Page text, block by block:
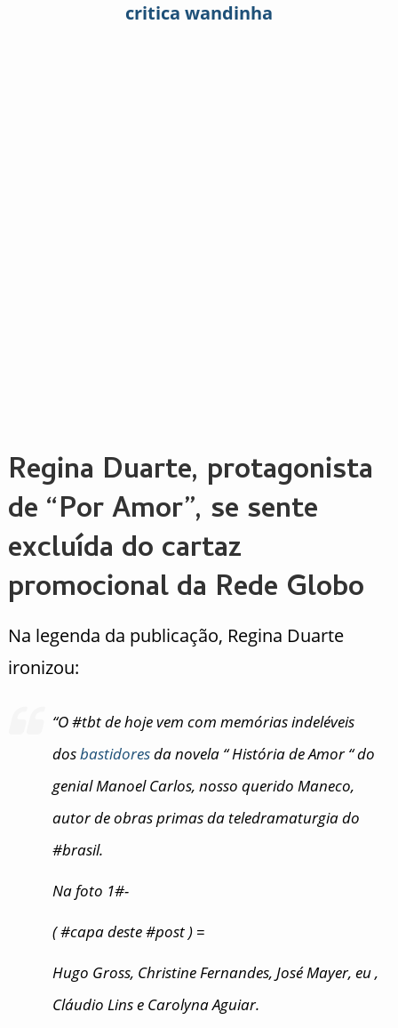
critica wandinha
Regina Duarte, protagonista
de “Por Amor”, se sente
excluída do cartaz
promocional da Rede Globo
Na legenda da publicação, Regina Duarte
ironizou:
“O #tbt de hoje vem com memórias indeléveis
dosbastidoresda novela “ História de Amor “ do
genial Manoel Carlos, nosso querido Maneco,
autor de obras primas da teledramaturgia do
#brasil.
Na foto 1#-
( #capa deste #post ) =
Hugo Gross, Christine Fernandes, José Mayer, eu ,
Cláudio Lins e Carolyna Aguiar.